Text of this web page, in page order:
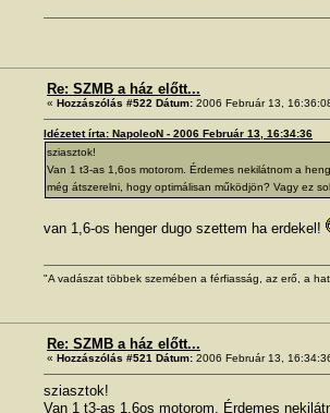
Re: SZMB a ház előtt...
« Hozzászólás #522 Dátum: 2006 Február 13,
Idézetet írta: NapoleoN - 2006 Február 13, 16:34:36
sziasztok!
Van 1 t3-as 1,6os motorom. Érdemes nekilátnom a
még átszerelni, hogy optimálisan működjön? Vagy ez
van 1,6-os henger dugo szettem ha erdekel!
"A vadászat többek szemében a férfiasság, az erő, a
Re: SZMB a ház előtt...
« Hozzászólás #521 Dátum: 2006 Február 13,
sziasztok!
Van 1 t3-as 1,6os motorom. Érdemes